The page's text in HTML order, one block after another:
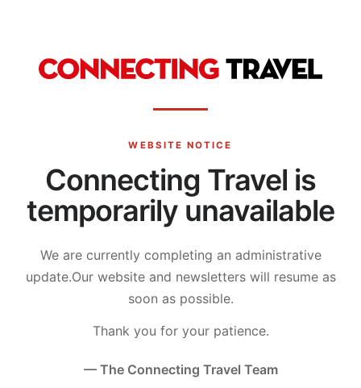
WEBSITE NOTICE
Connecting Travel is
temporarily unavailable
We are currently completing an administrative
update.Our website and newsletters will resume as
soon as possible.
Thank you for your patience.
— The Connecting Travel Team